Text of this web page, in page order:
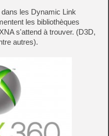
les Dynamic Link
les bibliothèques
s'attend à trouver. (D3D,
autres).